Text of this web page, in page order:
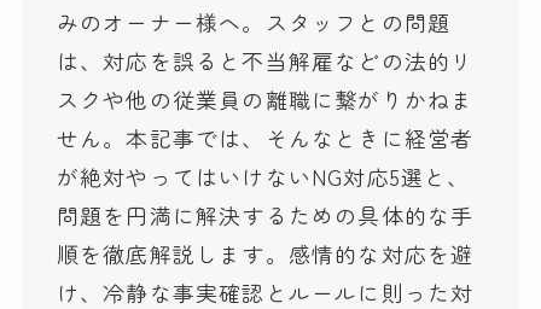
みのオーナー様へ。スタッフとの問題
は、対応を誤ると不当解雇などの法的リ
スクや他の従業員の離職に繋がりかねま
せん。本記事では、そんなときに経営者
が絶対やってはいけないNG対応5選と、
問題を円満に解決するための具体的な手
順を徹底解説します。感情的な対応を避
け、冷静な事実確認とルールに則った対